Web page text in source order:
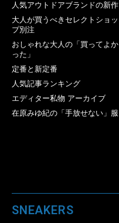
人気アウトドアブランドの新作
大人が買うべきセレクトショッ
プ別注
おしゃれな大人の「買ってよか
った」
定番と新定番
人気記事ランキング
エディター私物 アーカイブ
在原みゆ紀の「手放せない」服
SNEAKERS